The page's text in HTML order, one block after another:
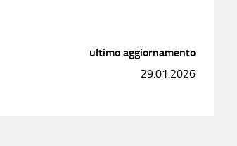
ultimo aggiornamento
29.01.2026